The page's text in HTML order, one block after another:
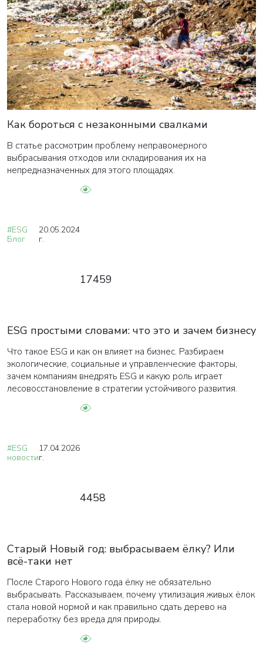
Как бороться с незаконными свалками
В статье рассмотрим проблему неправомерного
выбрасывания отходов или складирования их на
непредназначенных для этого площадях.
#ESG
Блог
20.05.2024
г.
17459
ESG простыми словами: что это и зачем бизнесу
Что такое ESG и как он влияет на бизнес. Разбираем
экологические, социальные и управленческие факторы,
зачем компаниям внедрять ESG и какую роль играет
лесовосстановление в стратегии устойчивого развития.
#ESG
новости
17.04.2026
г.
4458
Старый Новый год: выбрасываем ёлку? Или
всё-таки нет
После Старого Нового года ёлку не обязательно
выбрасывать. Рассказываем, почему утилизация живых ёлок
стала новой нормой и как правильно сдать дерево на
переработку без вреда для природы.